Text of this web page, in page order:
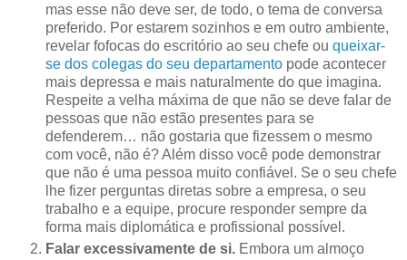
mas esse não deve ser, de todo, o tema de conversa
preferido. Por estarem sozinhos e em outro ambiente,
revelar fofocas do escritório ao seu chefe ou queixar-
se dos colegas do seu departamento pode acontecer
mais depressa e mais naturalmente do que imagina.
Respeite a velha máxima de que não se deve falar de
pessoas que não estão presentes para se
defenderem… não gostaria que fizessem o mesmo
com você, não é? Além disso você pode demonstrar
que não é uma pessoa muito confiável. Se o seu chefe
lhe fizer perguntas diretas sobre a empresa, o seu
trabalho e a equipe, procure responder sempre da
forma mais diplomática e profissional possível.
Falar excessivamente de si. Embora um almoço